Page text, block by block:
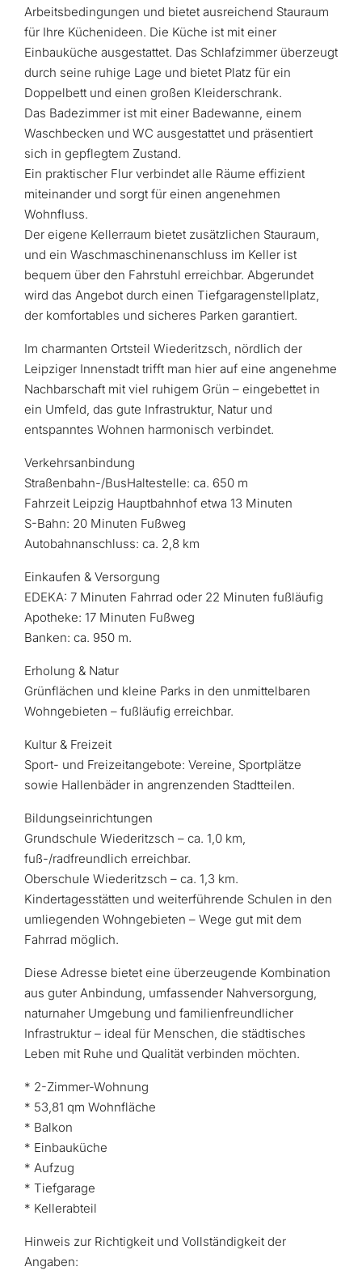
Arbeitsbedingungen und bietet ausreichend Stauraum
für Ihre Küchenideen. Die Küche ist mit einer
Einbauküche ausgestattet. Das Schlafzimmer überzeugt
durch seine ruhige Lage und bietet Platz für ein
Doppelbett und einen großen Kleiderschrank.
Das Badezimmer ist mit einer Badewanne, einem
Waschbecken und WC ausgestattet und präsentiert
sich in gepflegtem Zustand.
Ein praktischer Flur verbindet alle Räume effizient
miteinander und sorgt für einen angenehmen
Wohnfluss.
Der eigene Kellerraum bietet zusätzlichen Stauraum,
und ein Waschmaschinenanschluss im Keller ist
bequem über den Fahrstuhl erreichbar. Abgerundet
wird das Angebot durch einen Tiefgaragenstellplatz,
der komfortables und sicheres Parken garantiert.
Im charmanten Ortsteil Wiederitzsch, nördlich der
Leipziger Innenstadt trifft man hier auf eine angenehme
Nachbarschaft mit viel ruhigem Grün – eingebettet in
ein Umfeld, das gute Infrastruktur, Natur und
entspanntes Wohnen harmonisch verbindet.
Verkehrsanbindung
Straßenbahn­-/Bus­Haltestelle: ca. 650 m
Fahrzeit Leipzig Hauptbahnhof etwa 13 Minuten
S-Bahn: 20 Minuten Fußweg
Autobahnanschluss: ca. 2,8 km
Einkaufen & Versorgung
EDEKA: 7 Minuten Fahrrad oder 22 Minuten fußläufig
Apotheke: 17 Minuten Fußweg
Banken: ca. 950 m.
Erholung & Natur
Grünflächen und kleine Parks in den unmittelbaren
Wohngebieten – fußläufig erreichbar.
Kultur & Freizeit
Sport- und Freizeitangebote: Vereine, Sportplätze
sowie Hallenbäder in angrenzenden Stadtteilen.
Bildungseinrichtungen
Grundschule Wiederitzsch – ca. 1,0 km,
fuß-/radfreundlich erreichbar.
Oberschule Wiederitzsch – ca. 1,3 km.
Kindertagesstätten und weiterführende Schulen in den
umliegenden Wohngebieten – Wege gut mit dem
Fahrrad möglich.
Diese Adresse bietet eine überzeugende Kombination
aus guter Anbindung, umfassender Nahversorgung,
naturnaher Umgebung und familienfreundlicher
Infrastruktur – ideal für Menschen, die städtisches
Leben mit Ruhe und Qualität verbinden möchten.
* 2-Zimmer-Wohnung
* 53,81 qm Wohnfläche
* Balkon
* Einbauküche
* Aufzug
* Tiefgarage
* Kellerabteil
Hinweis zur Richtigkeit und Vollständigkeit der
Angaben: